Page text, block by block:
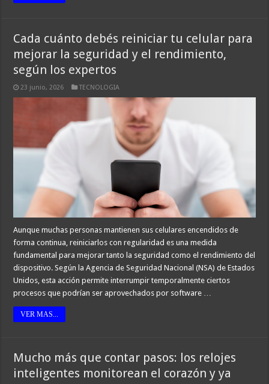
Cada cuánto debés reiniciar tu celular para
mejorar la seguridad y el rendimiento,
según los expertos
23 junio, 2026 TECNOLOGIA
Aunque muchas personas mantienen sus celulares encendidos de
forma continua, reiniciarlos con regularidad es una medida
fundamental para mejorar tanto la seguridad como el rendimiento del
dispositivo. Según la Agencia de Seguridad Nacional (NSA) de Estados
Unidos, esta acción permite interrumpir temporalmente ciertos
procesos que podrían ser aprovechados por software …
VER MAS...
Mucho más que contar pasos: los relojes
inteligentes monitorean el corazón y ya